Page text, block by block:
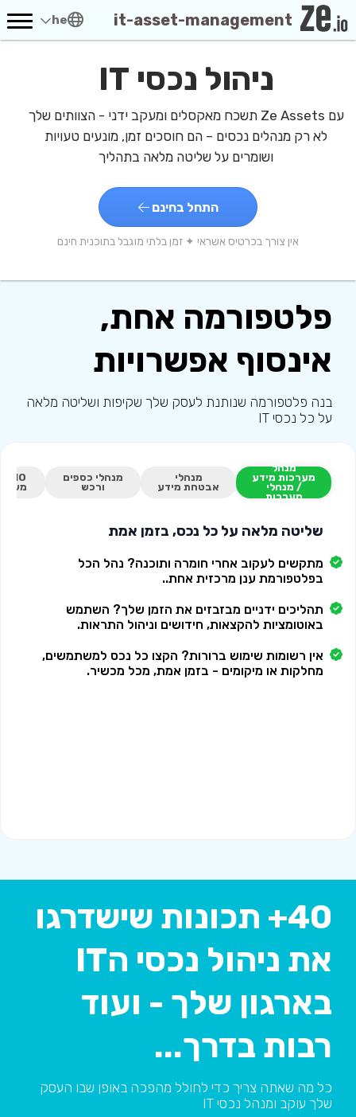
it-asset-management
he
ניהול נכסי IT
עם Ze Assets תשכח מאקסלים ומעקב ידני - הצוותים שלך
לא רק מנהלים נכסים – הם חוסכים זמן, מונעים טעויות
ושומרים על שליטה מלאה בתהליך
התחל בחינם
אין צורך בכרטיס אשראי ✦ זמן בלתי מוגבל בתוכנית חינם
פלטפורמה אחת,
אינסוף אפשרויות
בנה פלטפורמה שנותנת לעסק שלך שקיפות ושליטה מלאה
על כל נכסי IT
מנהל
מערכות מידע
/ מנהלי
מערכות
מנהלי
אבטחת מידע
מנהלי כספים
ורכש
שליטה מלאה על כל נכס, בזמן אמת
מתקשים לעקוב אחרי חומרה ותוכנה? נהל הכל
בפלטפורמת ענן מרכזית אחת..
תהליכים ידניים מבזבזים את הזמן שלך? השתמש
באוטומציות להקצאות, חידושים וניהול התראות.
אין רשומות שימוש ברורות? הקצו כל נכס למשתמשים,
מחלקות או מיקומים - בזמן אמת, מכל מכשיר.
40+ תכונות שישדרגו
את ניהול נכסי הIT
בארגון שלך - ועוד
רבות בדרך...
כל מה שאתה צריך כדי לחולל מהפכה באופן שבו העסק
שלך עוקב ומנהל נכסי IT